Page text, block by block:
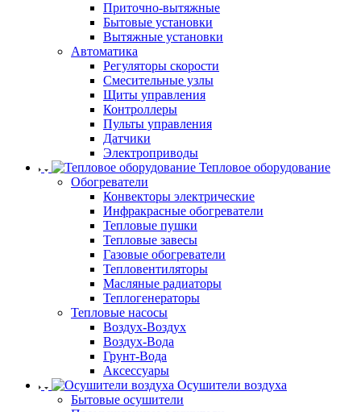
Приточно-вытяжные
Бытовые установки
Вытяжные установки
Автоматика
Регуляторы скорости
Смесительные узлы
Щиты управления
Контроллеры
Пульты управления
Датчики
Электроприводы
Тепловое оборудование
Обогреватели
Конвекторы электрические
Инфракрасные обогреватели
Тепловые пушки
Тепловые завесы
Газовые обогреватели
Тепловентиляторы
Масляные радиаторы
Теплогенераторы
Тепловые насосы
Воздух-Воздух
Воздух-Вода
Грунт-Вода
Аксессуары
Осушители воздуха
Бытовые осушители